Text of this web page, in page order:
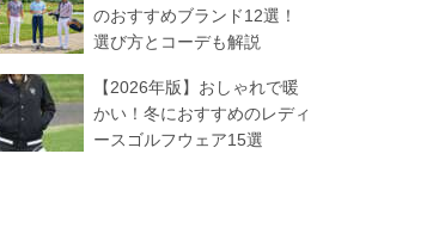
のおすすめブランド12選！
選び方とコーデも解説
【2026年版】おしゃれで暖
かい！冬におすすめのレディ
ースゴルフウェア15選